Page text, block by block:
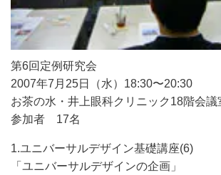
第6回定例研究会
2007年7月25日（水）18:30〜20:30
お茶の水・井上眼科クリニック18階会議
参加者 17名
1.ユニバーサルデザイン基礎講座(6)
「ユニバーサルデザインの企画」